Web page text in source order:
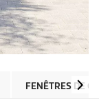
FENÊTRES DE